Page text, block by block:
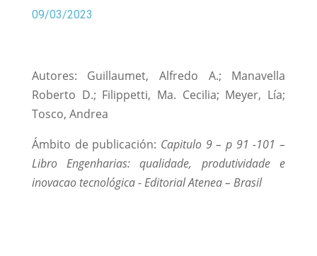
09/03/2023
Autores: Guillaumet, Alfredo A.; Manavella
Roberto D.; Filippetti, Ma. Cecilia; Meyer, Lía;
Tosco, Andrea
Ámbito de publicación: Capitulo 9 – p 91 -101 –
Libro Engenharias: qualidade, produtividade e
inovacao tecnológica - Editorial Atenea – Brasil